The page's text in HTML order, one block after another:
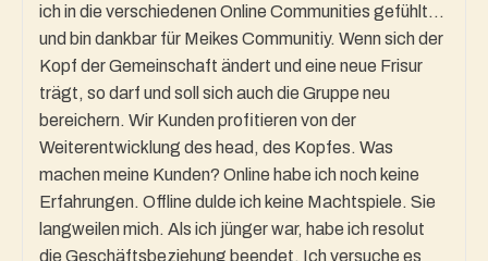
ich in die verschiedenen Online Communities gefühlt…
und bin dankbar für Meikes Communitiy. Wenn sich der
Kopf der Gemeinschaft ändert und eine neue Frisur
trägt, so darf und soll sich auch die Gruppe neu
bereichern. Wir Kunden profitieren von der
Weiterentwicklung des head, des Kopfes. Was
machen meine Kunden? Online habe ich noch keine
Erfahrungen. Offline dulde ich keine Machtspiele. Sie
langweilen mich. Als ich jünger war, habe ich resolut
die Geschäftsbeziehung beendet. Ich versuche es